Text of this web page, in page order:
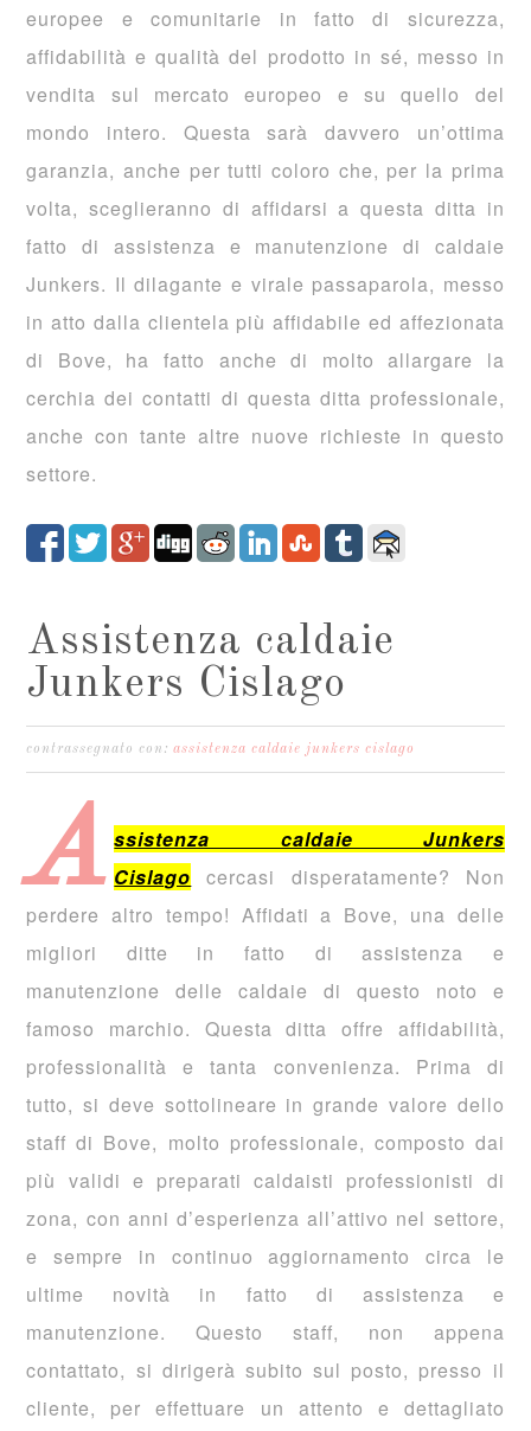
europee e comunitarie in fatto di sicurezza,
affidabilità e qualità del prodotto in sé, messo in
vendita sul mercato europeo e su quello del
mondo intero. Questa sarà davvero un’ottima
garanzia, anche per tutti coloro che, per la prima
volta, sceglieranno di affidarsi a questa ditta in
fatto di assistenza e manutenzione di caldaie
Junkers. Il dilagante e virale passaparola, messo
in atto dalla clientela più affidabile ed affezionata
di Bove, ha fatto anche di molto allargare la
cerchia dei contatti di questa ditta professionale,
anche con tante altre nuove richieste in questo
settore.
Assistenza caldaie
Junkers Cislago
contrassegnato con:assistenza caldaie junkers cislago
A ssistenza caldaie Junkers
Cislago cercasi disperatamente? Non
perdere altro tempo! Affidati a Bove, una delle
migliori ditte in fatto di assistenza e
manutenzione delle caldaie di questo noto e
famoso marchio. Questa ditta offre affidabilità,
professionalità e tanta convenienza. Prima di
tutto, si deve sottolineare in grande valore dello
staff di Bove, molto professionale, composto dai
più validi e preparati caldaisti professionisti di
zona, con anni d’esperienza all’attivo nel settore,
e sempre in continuo aggiornamento circa le
ultime novità in fatto di assistenza e
manutenzione. Questo staff, non appena
contattato, si dirigerà subito sul posto, presso il
cliente, per effettuare un attento e dettagliato